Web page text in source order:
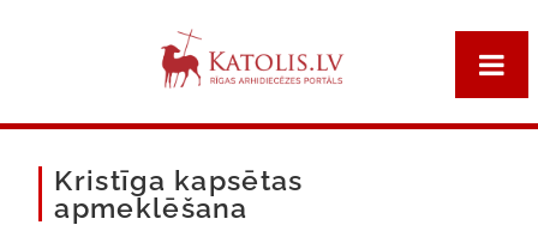
Kristīga kapsētas
apmeklēšana